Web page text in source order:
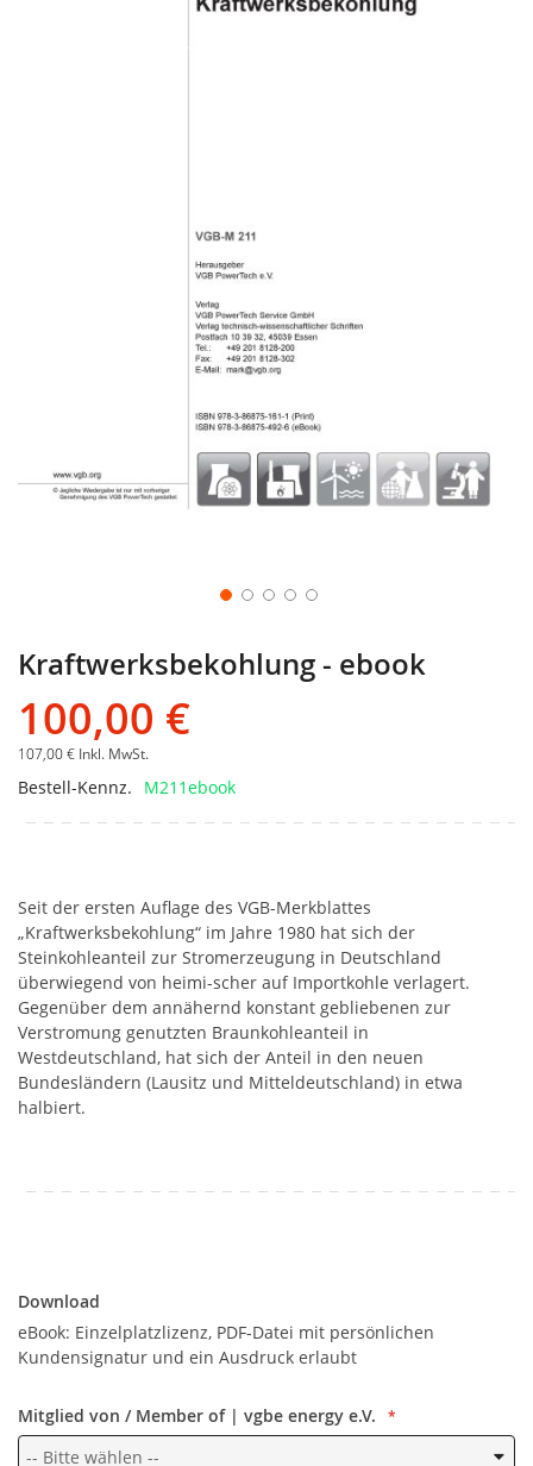
Kraftwerksbekohlung - ebook
100,00 €
107,00 € Inkl. MwSt.
Bestell-Kennz. M211ebook
Seit der ersten Auflage des VGB-Merkblattes
„Kraftwerksbekohlung“ im Jahre 1980 hat sich der
Steinkohleanteil zur Stromerzeugung in Deutschland
überwiegend von heimi-scher auf Importkohle verlagert.
Gegenüber dem annähernd konstant gebliebenen zur
Verstromung genutzten Braunkohleanteil in
Westdeutschland, hat sich der Anteil in den neuen
Bundesländern (Lausitz und Mitteldeutschland) in etwa
halbiert.
Download
eBook: Einzelplatzlizenz, PDF-Datei mit persönlichen
Kundensignatur und ein Ausdruck erlaubt
Mitglied von / Member of | vgbe energy e.V.